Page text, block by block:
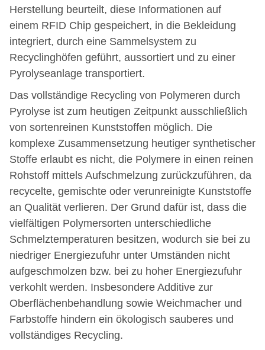
Herstellung beurteilt, diese Informationen auf
einem RFID Chip gespeichert, in die Bekleidung
integriert, durch eine Sammelsystem zu
Recyclinghöfen geführt, aussortiert und zu einer
Pyrolyseanlage transportiert.
Das vollständige Recycling von Polymeren durch
Pyrolyse ist zum heutigen Zeitpunkt ausschließlich
von sortenreinen Kunststoffen möglich. Die
komplexe Zusammensetzung heutiger synthetischer
Stoffe erlaubt es nicht, die Polymere in einen reinen
Rohstoff mittels Aufschmelzung zurückzuführen, da
recycelte, gemischte oder verunreinigte Kunststoffe
an Qualität verlieren. Der Grund dafür ist, dass die
vielfältigen Polymersorten unterschiedliche
Schmelztemperaturen besitzen, wodurch sie bei zu
niedriger Energiezufuhr unter Umständen nicht
aufgeschmolzen bzw. bei zu hoher Energiezufuhr
verkohlt werden. Insbesondere Additive zur
Oberflächenbehandlung sowie Weichmacher und
Farbstoffe hindern ein ökologisch sauberes und
vollständiges Recycling.